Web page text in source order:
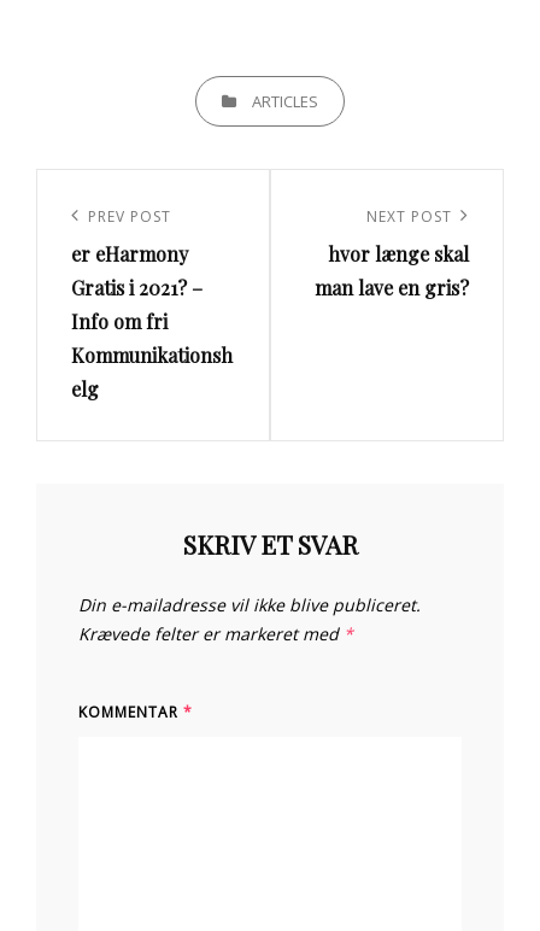
CATEGORIESARTICLES
Previous
Post
PREV POST
er eHarmony
Gratis i 2021? –
Info om fri
Kommunikationsh
elg
Post
NEXT POST
hvor længe skal
man lave en gris?
SKRIV ET SVAR
Din e-mailadresse vil ikke blive publiceret.
Krævede felter er markeret med *
KOMMENTAR *